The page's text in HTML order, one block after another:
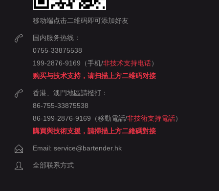
移动端点击二维码即可添加好友
国内服务热线：
0755-33875538
199-2876-9169（手机/非技术支持电话）
购买与技术支持，请扫描上方二维码对接
香港、澳門地區請撥打：
86-755-33875538
86-199-2876-9169（移動電話/非技術支持電話）
購買與技術支援，請掃描上方二維碼對接
Email: service@bartender.hk
全部联系方式